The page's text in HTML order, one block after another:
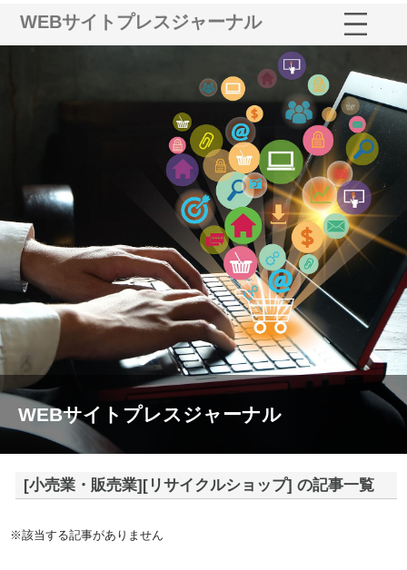
WEBサイトプレスジャーナル
WEBサイトプレスジャーナル
[小売業・販売業][リサイクルショップ] の記事一覧
※該当する記事がありません